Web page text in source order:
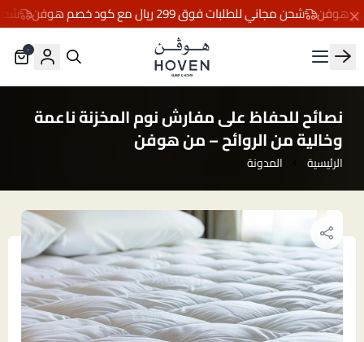
شحن مجاني للطلبات فوق 299 ريال مع كود خصم هوفن شحن
مفارش هوڤن
٠
نصائح للحفاظ على مفارش نوم المخزنة ناعمة
وخالية من الروائح – من هوفن
الرئيسية المدونة